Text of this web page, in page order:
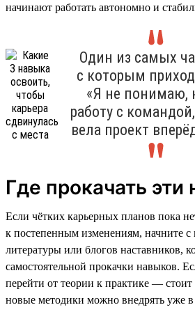
начинают работать автономно и
Один из самых
с которым
«Я не понимаю,
работу с
вела проект
Где прокачать эти
Если чётких карьерных планов пока
к постепенным изменениям, начните с
литературы или блогов наставников,
самостоятельной прокачки навыков.
перейти от теории к практике — стоит
новые методики можно внедрять уже в